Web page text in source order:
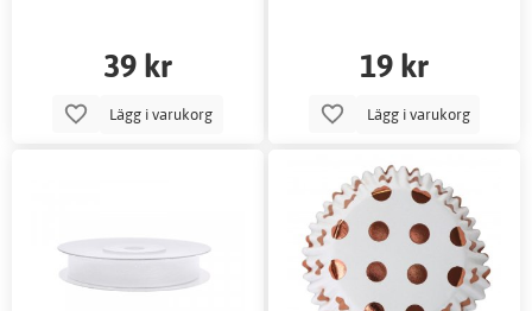
39 kr
Lägg i varukorg
19 kr
Lägg i varukorg